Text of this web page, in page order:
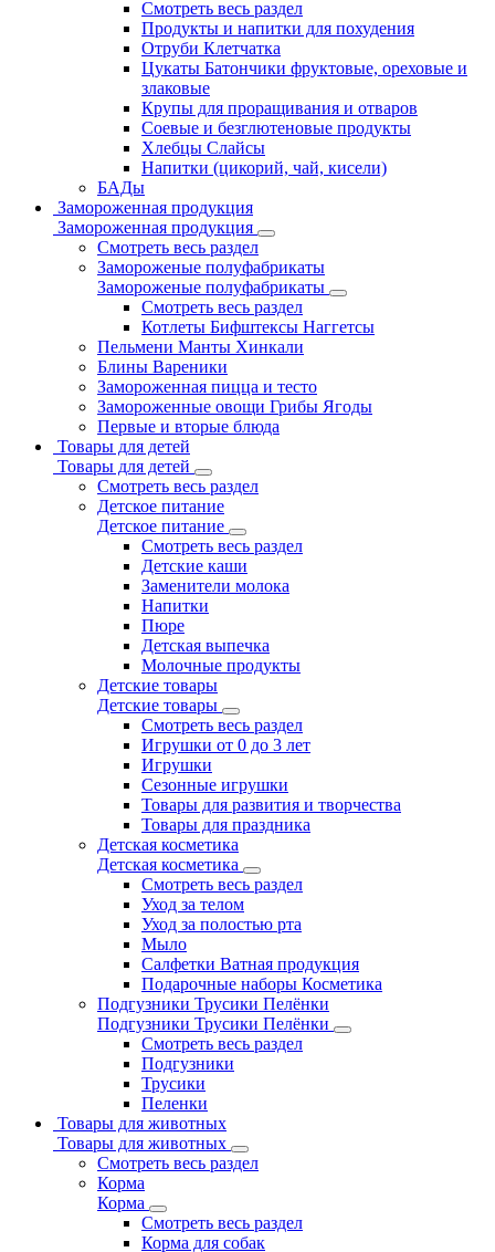
Смотреть весь раздел
Продукты и напитки для похудения
Отруби Клетчатка
Цукаты Батончики фруктовые, ореховые и
злаковые
Крупы для проращивания и отваров
Соевые и безглютеновые продукты
Хлебцы Слайсы
Напитки (цикорий, чай, кисели)
БАДы
Замороженная продукция
Замороженная продукция
Смотреть весь раздел
Замороженые полуфабрикаты
Замороженые полуфабрикаты
Смотреть весь раздел
Котлеты Бифштексы Наггетсы
Пельмени Манты Хинкали
Блины Вареники
Замороженная пицца и тесто
Замороженные овощи Грибы Ягоды
Первые и вторые блюда
Товары для детей
Товары для детей
Смотреть весь раздел
Детское питание
Детское питание
Смотреть весь раздел
Детские каши
Заменители молока
Напитки
Пюре
Детская выпечка
Молочные продукты
Детские товары
Детские товары
Смотреть весь раздел
Игрушки от 0 до 3 лет
Игрушки
Сезонные игрушки
Товары для развития и творчества
Товары для праздника
Детская косметика
Детская косметика
Смотреть весь раздел
Уход за телом
Уход за полостью рта
Мыло
Салфетки Ватная продукция
Подарочные наборы Косметика
Подгузники Трусики Пелёнки
Подгузники Трусики Пелёнки
Смотреть весь раздел
Подгузники
Трусики
Пеленки
Товары для животных
Товары для животных
Смотреть весь раздел
Корма
Корма
Смотреть весь раздел
Корма для собак